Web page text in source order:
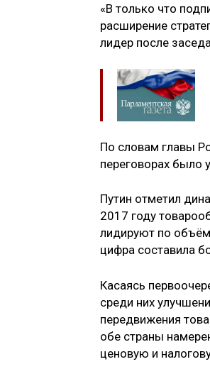
«В только что
расширение
лидер после
По словам главы
переговорах было
Путин отметил
2017 году
лидируют по
цифра составила
Касаясь
среди них
передвижения
обе страны
ценовую и